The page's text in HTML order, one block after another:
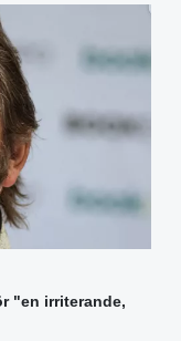
"en irriterande,